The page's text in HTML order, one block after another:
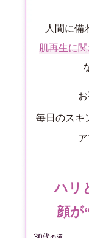
人間に備
肌再生に
毎日のスキ
ハリ
顔が